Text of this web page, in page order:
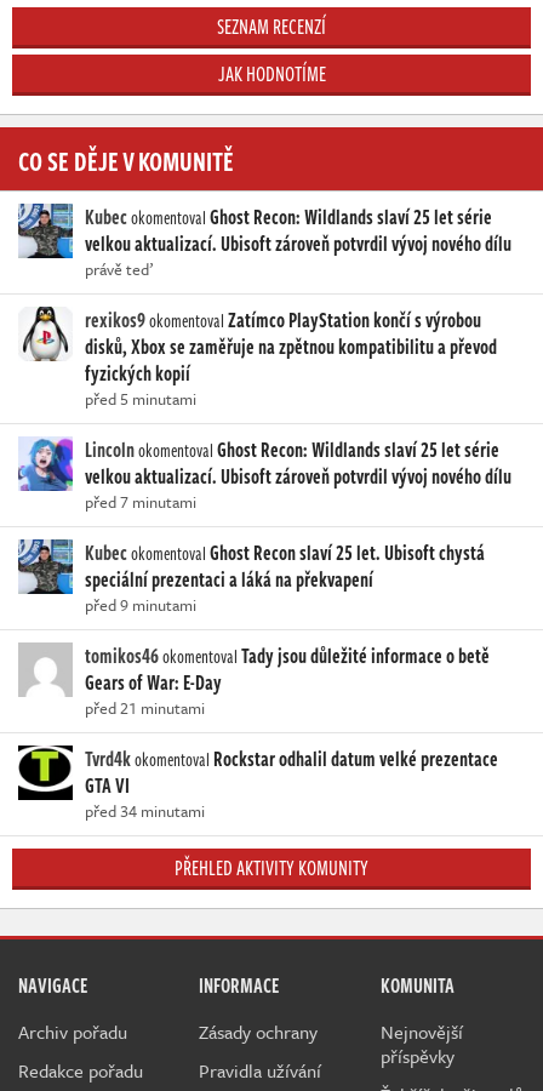
SEZNAM RECENZÍ
JAK HODNOTÍME
CO SE DĚJE V KOMUNITĚ
KubecokomentovalGhost Recon: Wildlands slaví 25 let série
velkou aktualizací. Ubisoft zároveň potvrdil vývoj nového dílu
právě teď
rexikos9okomentovalZatímco PlayStation končí s výrobou
disků, Xbox se zaměřuje na zpětnou kompatibilitu a převod
fyzických kopií
před 5 minutami
LincolnokomentovalGhost Recon: Wildlands slaví 25 let série
velkou aktualizací. Ubisoft zároveň potvrdil vývoj nového dílu
před 7 minutami
KubecokomentovalGhost Recon slaví 25 let. Ubisoft chystá
speciální prezentaci a láká na překvapení
před 9 minutami
tomikos46okomentovalTady jsou důležité informace o betě
Gears of War: E-Day
před 21 minutami
Tvrd4kokomentoval Rockstar odhalil datum velké prezentace
GTA VI
před 34 minutami
PŘEHLED AKTIVITY KOMUNITY
NAVIGACE
Archiv pořadu
Redakce pořadu
INFORMACE
Zásady ochrany
Pravidla užívání
KOMUNITA
Nejnovější
příspěvky